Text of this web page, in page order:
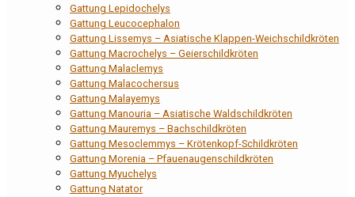
Gattung Lepidochelys
Gattung Leucocephalon
Gattung Lissemys – Asiatische Klappen-Weichschildkröten
Gattung Macrochelys – Geierschildkröten
Gattung Malaclemys
Gattung Malacochersus
Gattung Malayemys
Gattung Manouria – Asiatische Waldschildkröten
Gattung Mauremys – Bachschildkröten
Gattung Mesoclemmys – Krötenkopf-Schildkröten
Gattung Morenia – Pfauenaugenschildkröten
Gattung Myuchelys
Gattung Natator